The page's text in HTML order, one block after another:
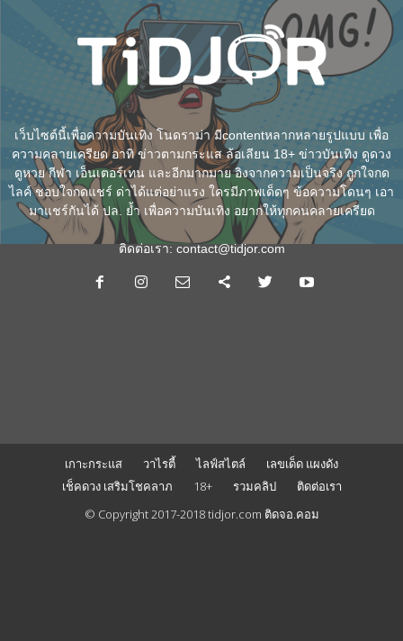
เว็บไซต์นี้เพื่อความบันเทิง โนดราม่า มีcontentหลากหลายรูปแบบ เพื่อ
ความคลายเครียด อาทิ ข่าวตามกระแส ล้อเลียน 18+ ข่าวบันเทิง ดูดวง
ดูหวย กีฬา เอ็นเตอร์เทน และอีกมากมาย อิงจากความเป็นจริง ถูกใจกด
ไลค์ ชอบใจกดแชร์ ด่าได้แต่อย่าแรง ใครมีภาพเด็ดๆ ข้อความโดนๆ เอา
มาแชร์กันได้ ปล. ย้ำ เพื่อความบันเทิง อยากให้ทุกคนคลายเครียด
ติดต่อเรา: contact@tidjor.com
เกาะกระแส วาไรตี้ ไลฟ์สไตล์
เลขเด็ด แผงดัง
เช็คดวง เสริมโชคลาภ
18+ รวมคลิป
ติดต่อเรา
© Copyright 2017-2018 tidjor.com ติดจอ.คอม